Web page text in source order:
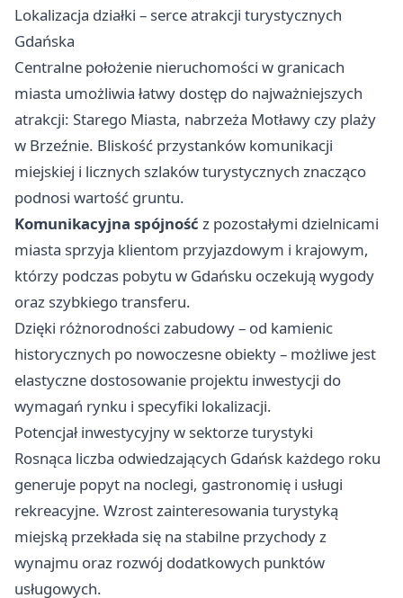
Lokalizacja działki – serce atrakcji turystycznych
Gdańska
Centralne położenie nieruchomości w granicach
miasta umożliwia łatwy dostęp do najważniejszych
atrakcji: Starego Miasta, nabrzeża Motławy czy plaży
w Brzeźnie. Bliskość przystanków komunikacji
miejskiej i licznych szlaków turystycznych znacząco
podnosi wartość gruntu.
Komunikacyjna spójność z pozostałymi dzielnicami
miasta sprzyja klientom przyjazdowym i krajowym,
którzy podczas pobytu w Gdańsku oczekują wygody
oraz szybkiego transferu.
Dzięki różnorodności zabudowy – od kamienic
historycznych po nowoczesne obiekty – możliwe jest
elastyczne dostosowanie projektu inwestycji do
wymagań rynku i specyfiki lokalizacji.
Potencjał inwestycyjny w sektorze turystyki
Rosnąca liczba odwiedzających Gdańsk każdego roku
generuje popyt na noclegi, gastronomię i usługi
rekreacyjne. Wzrost zainteresowania turystyką
miejską przekłada się na stabilne przychody z
wynajmu oraz rozwój dodatkowych punktów
usługowych.